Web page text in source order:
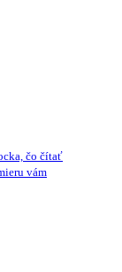
čo čítať
vám